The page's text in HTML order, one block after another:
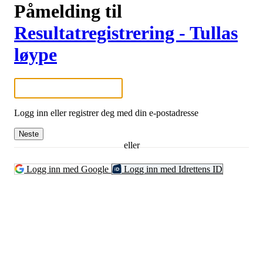
Påmelding til
Resultatregistrering - Tullas
løype
Logg inn eller registrer deg med din e-postadresse
Neste
eller
Logg inn med Google Logg inn med Idrettens ID